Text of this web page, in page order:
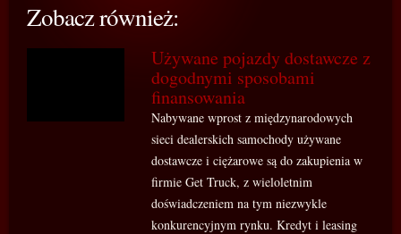
Zobacz również:
Używane pojazdy dostawcze z
dogodnymi sposobami
finansowania
Nabywane wprost z międzynarodowych
sieci dealerskich samochody używane
dostawcze i ciężarowe są do zakupienia w
firmie Get Truck, z wieloletnim
doświadczeniem na tym niezwykle
konkurencyjnym rynku. Kredyt i leasing